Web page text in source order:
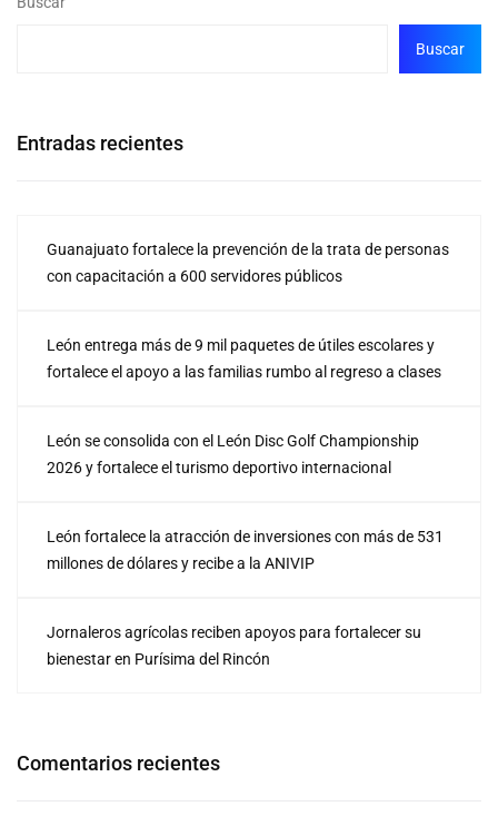
Buscar
Entradas recientes
Guanajuato fortalece la prevención de la trata de personas
con capacitación a 600 servidores públicos
León entrega más de 9 mil paquetes de útiles escolares y
fortalece el apoyo a las familias rumbo al regreso a clases
León se consolida con el León Disc Golf Championship
2026 y fortalece el turismo deportivo internacional
León fortalece la atracción de inversiones con más de 531
millones de dólares y recibe a la ANIVIP
Jornaleros agrícolas reciben apoyos para fortalecer su
bienestar en Purísima del Rincón
Comentarios recientes